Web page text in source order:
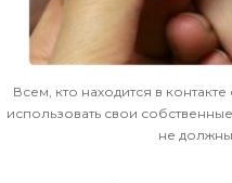
Всем, кто находится в
использовать свои
не